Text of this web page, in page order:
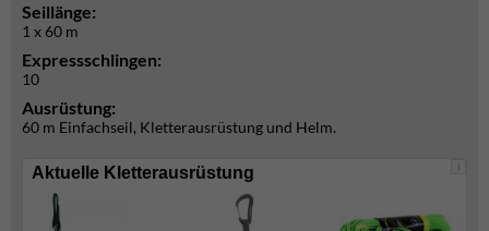
Seillänge:
1 x 60 m
Expressschlingen:
10
Ausrüstung:
60 m Einfachseil, Kletterausrüstung und Helm.
i
Aktuelle Kletterausrüstung